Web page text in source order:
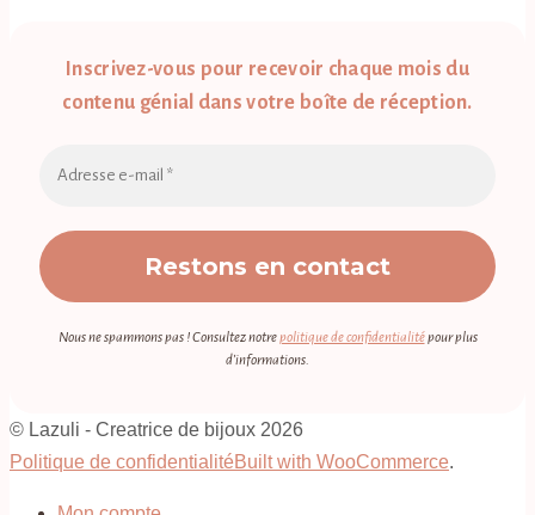
Inscrivez-vous pour recevoir chaque mois du
contenu génial dans votre boîte de réception.
Nous ne spammons pas ! Consultez notrepolitique de confidentialitépour plus
d’informations.
© Lazuli - Creatrice de bijoux 2026
Politique de confidentialitéBuilt with WooCommerce.